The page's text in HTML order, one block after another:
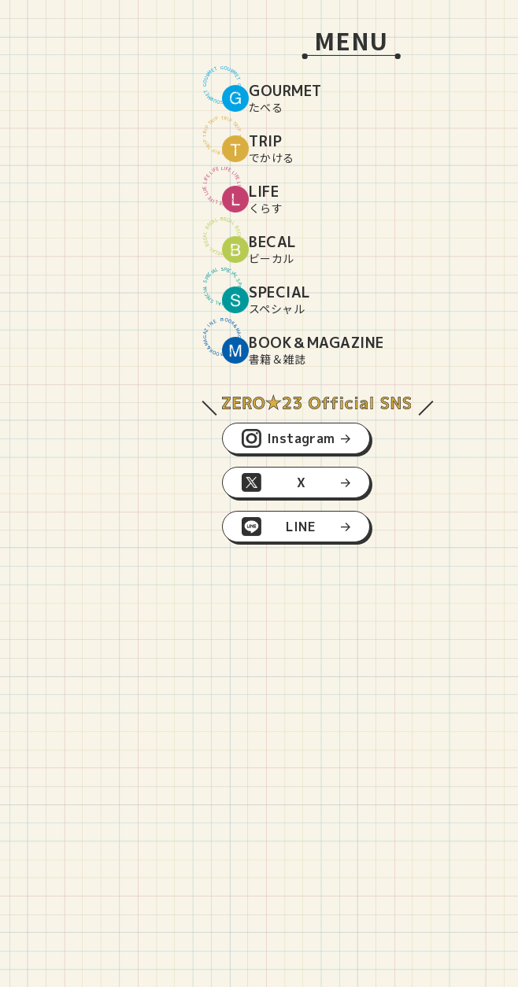
MENU
GOURME
T
G
O
U
R
M
E
T
G
O
U
R
M
E
T
G
O
U
RMET
GOURMET
たべる
TRIPT
RI
P
T
R
P
T
R
T
R
I
P
T
R
I
P
T
R
I
P
T
RIP
TRIP
でかける
LIFEL
IF
E
L
F
L
I
FE
F
E
L
I
F
E
L
I
F
E
L
IF
E
LIFE
LIFE
くらす
BECA
L
BE
C
A
L
B
E
C
A
B
E
C
A
L
B
E
C
A
L
BE
CAL
BECAL
ビーカル
SPECI
A
L
SP
E
C
A
L
S
P
CI
A
L
S
P
E
C
I
A
L
SP
E
CIAL
SPECIAL
スペシャル
BOOK
&M
A
G
A
Z
I
N
E
B
O
O
K
&
M
A
G
A
Z
I
NE
BOOK＆MAGAZINE
書籍＆雑誌
Instagram
X
LINE